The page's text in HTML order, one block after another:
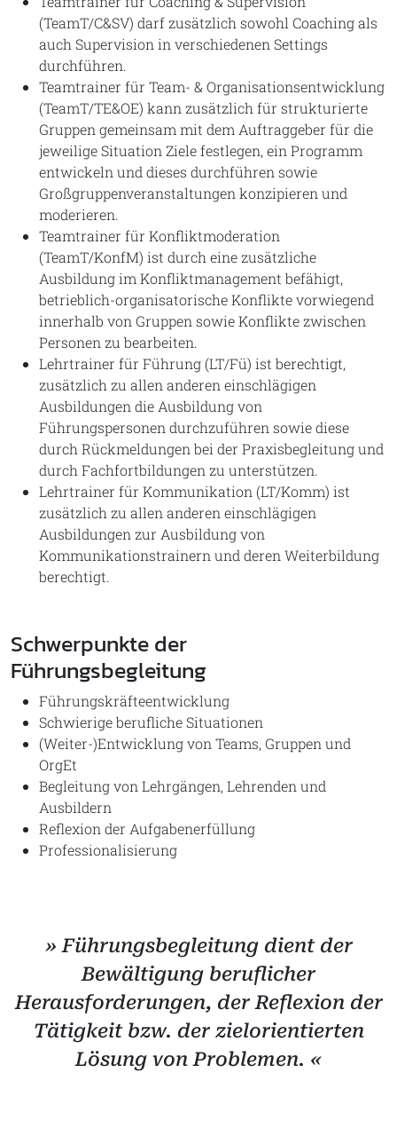
(TeamT/C&SV) darf zusätzlich sowohl Coaching als
auch Supervision in verschiedenen Settings
durchführen.
Teamtrainer für Team- & Organisationsentwicklung
(TeamT/TE&OE) kann zusätzlich für strukturierte
Gruppen gemeinsam mit dem Auftraggeber für die
jeweilige Situation Ziele festlegen, ein Programm
entwickeln und dieses durchführen sowie
Großgruppenveranstaltungen konzipieren und
moderieren.
Teamtrainer für Konfliktmoderation
(TeamT/KonfM) ist durch eine zusätzliche
Ausbildung im Konfliktmanagement befähigt,
betrieblich-organisatorische Konflikte vorwiegend
innerhalb von Gruppen sowie Konflikte zwischen
Personen zu bearbeiten.
Lehrtrainer für Führung (LT/Fü) ist berechtigt,
zusätzlich zu allen anderen einschlägigen
Ausbildungen die Ausbildung von
Führungspersonen durchzuführen sowie diese
durch Rückmeldungen bei der Praxisbegleitung und
durch Fachfortbildungen zu unterstützen.
Lehrtrainer für Kommunikation (LT/Komm) ist
zusätzlich zu allen anderen einschlägigen
Ausbildungen zur Ausbildung von
Kommunikationstrainern und deren Weiterbildung
berechtigt.
Schwerpunkte der
Führungsbegleitung
Führungskräfteentwicklung
Schwierige berufliche Situationen
(Weiter-)Entwicklung von Teams, Gruppen und
OrgEt
Begleitung von Lehrgängen, Lehrenden und
Ausbildern
Reflexion der Aufgabenerfüllung
Professionalisierung
» Führungsbegleitung dient der
Bewältigung beruflicher
Herausforderungen, der Reflexion der
Tätigkeit bzw. der zielorientierten
Lösung von Problemen. «